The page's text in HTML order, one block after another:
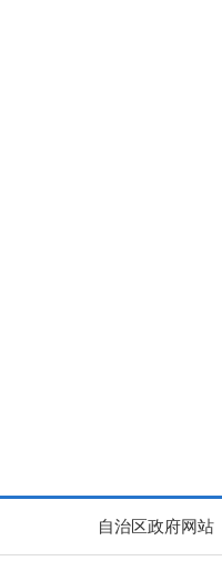
自治区政府网站